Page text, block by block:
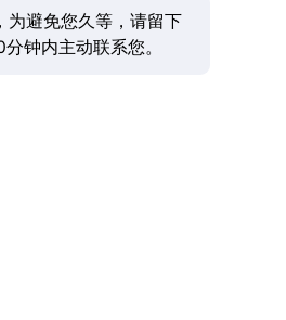
为避免您久等，请留下
钟内主动联系您。